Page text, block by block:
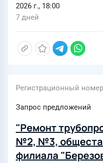
2026 г., 18:00
7 дней
Регистрационный номер
Запрос предложений
"Ремонт
№2, №3,
филиала